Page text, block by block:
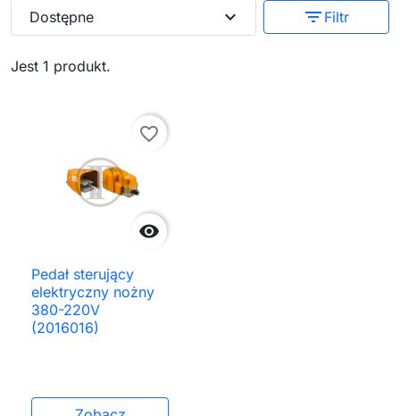
Jest 1 produkt.
Dostępne expand_more filter_list Filtr

favorite_border
Pedał sterujący
elektryczny nożny
380-220V
(2016016)